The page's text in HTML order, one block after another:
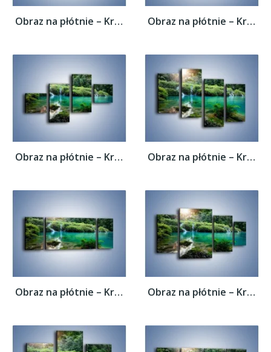
Obraz na płótnie – Kryształowo czysta woda... Obraz na płótnie – Kryształowo czysta woda...
Obraz na płótnie – Kryształowo czysta woda... Obraz na płótnie – Kryształowo czysta woda...
Obraz na płótnie – Kryształowo czysta woda... Obraz na płótnie – Kryształowo czysta woda...